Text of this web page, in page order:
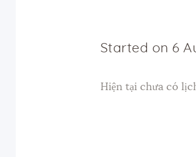
Started on 6
Hiện tại chưa có